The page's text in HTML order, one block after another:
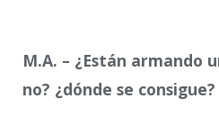
M.A. – ¿Están armando
no? ¿dónde se consigue?